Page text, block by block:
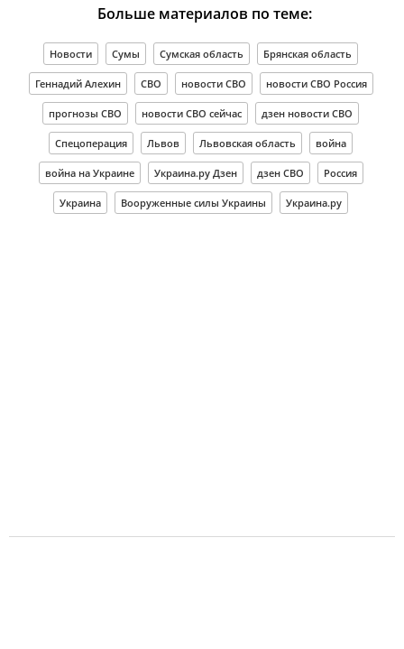
Больше материалов по теме:
Новости Сумы Сумская область Брянская область
Геннадий Алехин СВО новости СВО новости СВО Россия
прогнозы СВО новости СВО сейчас дзен новости СВО
Спецоперация Львов Львовская область война
война на Украине Украина.ру Дзен дзен СВО Россия
Украина Вооруженные силы Украины Украина.ру